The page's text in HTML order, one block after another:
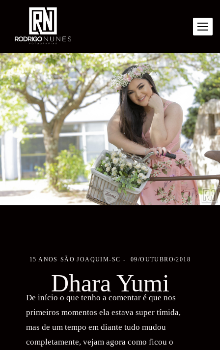
15 ANOS SÃO JOAQUIM-SC 09/OUTUBRO/2018
Dhara Yumi
De início o que tenho a comentar é que nos
primeiros momentos ela estava super tímida,
mas de um tempo em diante tudo mudou
completamente, vejam agora como ficou o